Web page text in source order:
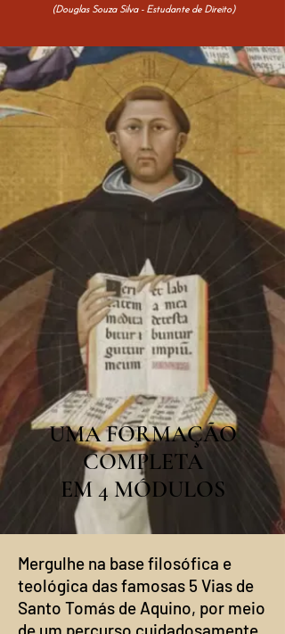
(Douglas Souza Silva - Estudante de Direito)
UMA FORMAÇÃO
COMPLETA
EM 4 MÓDULOS
​Mergulhe na base filosófica e
teológica das famosas 5 Vias de
Santo Tomás de Aquino, por meio